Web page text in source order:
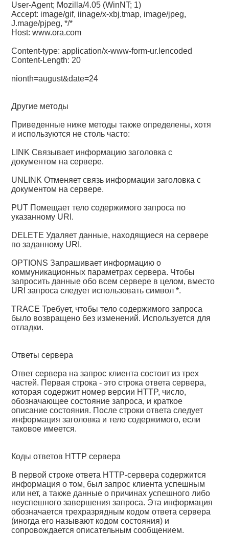
User-Agent; Mozilla/4.05 (WinNT; 1)
Accept: image/gif, iinage/x-xbj.tmap, image/jpeg,
J.mage/pjpeg, */*
Host: www.ora.com
Content-type: application/x-www-form-ur.lencoded
Content-Length: 20
nionth=august&date=24
Другие методы
Приведенные ниже методы также определены, хотя
и используются не столь часто:
LINK Связывает информацию заголовка с
документом на сервере.
UNLINK Отменяет связь информации заголовка с
документом на сервере.
PUT Помещает тело содержимого запроса по
указанному URI.
DELETE Удаляет данные, находящиеся на сервере
по заданному URI.
OPTIONS Запрашивает информацию о
коммуникационных параметрах сервера. Чтобы
запросить данные обо всем сервере в целом, вместо
URI запроса следует использовать символ *.
TRACE Требует, чтобы тело содержимого запроса
было возвращено без изменений. Используется для
отладки.
Ответы сервера
Ответ сервера на запрос клиента состоит из трех
частей. Первая строка - это строка ответа сервера,
которая содержит номер версии HTTP, число,
обозначающее состояние запроса, и краткое
описание состояния. После строки ответа следует
информация заголовка и тело содержимого, если
таковое имеется.
Коды ответов HTTP сервера
В первой строке ответа HTTP-сервера содержится
информация о том, был запрос клиента успешным
или нет, а также данные о причинах успешного либо
неуспешного завершения запроса. Эта информация
обозначается трехразрядным кодом ответа сервера
(иногда его называют кодом состояния) и
сопровождается описательным сообщением.